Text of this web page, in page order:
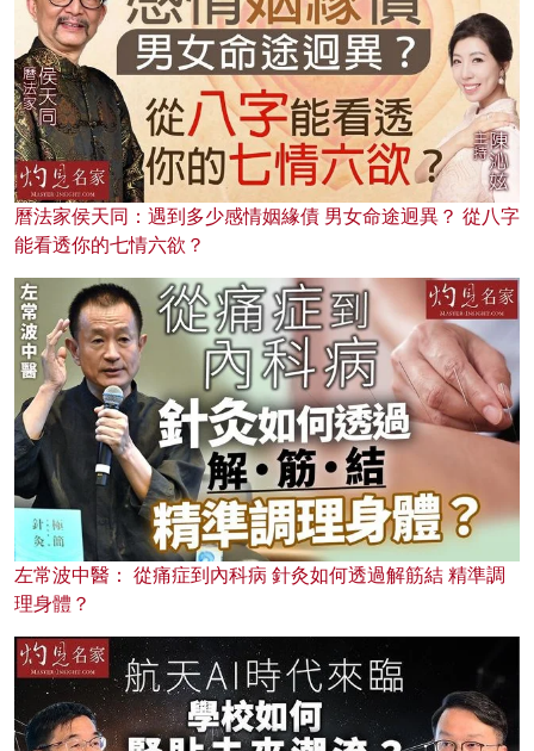
曆法家侯天同：遇到多少感情姻緣債 男女命途迥異？ 從八字
能看透你的七情六欲？
左常波中醫： 從痛症到內科病 針灸如何透過解筋結 精準調
理身體？